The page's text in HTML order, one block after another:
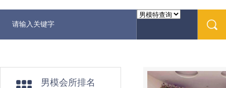
男模会所排名